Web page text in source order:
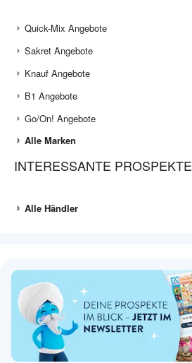
Quick-Mix Angebote
Sakret Angebote
Knauf Angebote
B1 Angebote
Go/On! Angebote
Alle Marken
INTERESSANTE PROSPEKTE
Alle Händler